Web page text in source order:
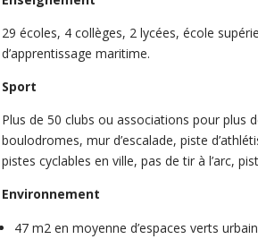
29 écoles, 4 collèges, 2 lycées, école
d’apprentissage maritime.
Sport
Plus de 50 clubs ou associations pour plus
boulodromes, mur d’escalade, piste
pistes cyclables en ville, pas de tir à l’arc,
Environnement
47 m2 en moyenne d’espaces verts